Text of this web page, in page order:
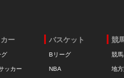
ー
グ
ッカー
バスケット
Bリーグ
NBA
競
競馬
地